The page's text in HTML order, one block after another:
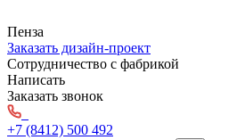
Пенза
Заказать дизайн-проект
Сотрудничество с фабрикой
Написать
Заказать звонок
+7 (8412) 500 492